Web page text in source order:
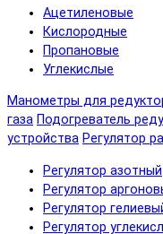
Ацетиленовые
Кислородные
Пропановые
Углекислые
Манометры для
газа Подогреватель
устройства Регулятор
Регулятор азотный
Регулятор
Регулятор
Регулятор